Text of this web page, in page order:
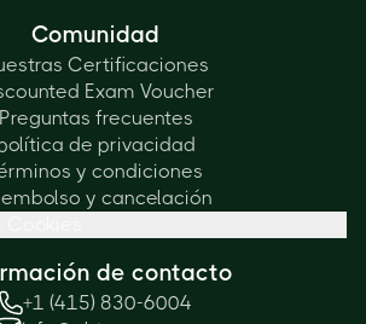
Comunidad
Certificaciones
Exam Voucher
Preguntas frecuentes
de privacidad
y condiciones
y cancelación
de contacto
+1 (415) 830-6004